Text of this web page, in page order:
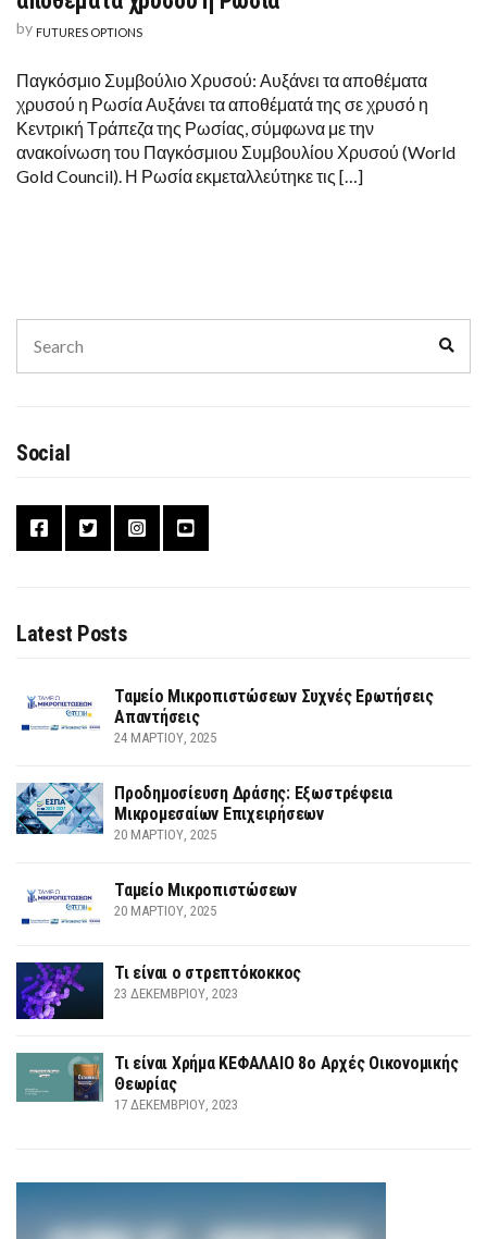
by FUTURES OPTIONS
Παγκόσμιο Συμβούλιο Χρυσού: Αυξάνει τα αποθέματα
χρυσού η Ρωσία Αυξάνει τα αποθέματά της σε χρυσό η
Κεντρική Τράπεζα της Ρωσίας, σύμφωνα με την
ανακοίνωση του Παγκόσμιου Συμβουλίου Χρυσού (World
Gold Council). Η Ρωσία εκμεταλλεύτηκε τις […]
for:
Social
Latest Posts
Ταμείο Μικροπιστώσεων Συχνές Ερωτήσεις
Απαντήσεις
24 ΜΑΡΤΊΟΥ, 2025
Προδημοσίευση Δράσης: Εξωστρέφεια
Μικρομεσαίων Επιχειρήσεων
20 ΜΑΡΤΊΟΥ, 2025
Ταμείο Μικροπιστώσεων
20 ΜΑΡΤΊΟΥ, 2025
Τι είναι ο στρεπτόκοκκος
23 ΔΕΚΕΜΒΡΊΟΥ, 2023
Τι είναι Χρήμα ΚΕΦΑΛΑΙΟ 8ο Αρχές Οικονομικής
Θεωρίας
17 ΔΕΚΕΜΒΡΊΟΥ, 2023